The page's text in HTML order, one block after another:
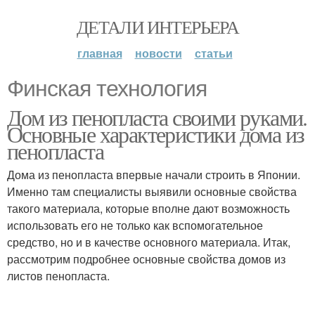
ДЕТАЛИ ИНТЕРЬЕРА
главная новости статьи
Финская технология
Дом из пенопласта своими руками.
Основные характеристики дома из
пенопласта
Дома из пенопласта впервые начали строить в Японии.
Именно там специалисты выявили основные свойства
такого материала, которые вполне дают возможность
использовать его не только как вспомогательное
средство, но и в качестве основного материала. Итак,
рассмотрим подробнее основные свойства домов из
листов пенопласта.